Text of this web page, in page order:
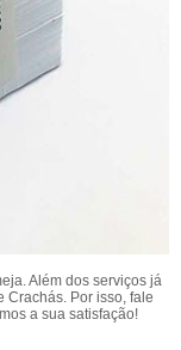
Além dos serviços já
Crachás. Por isso, fale
a sua satisfação!